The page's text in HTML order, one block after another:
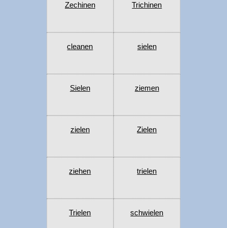
Zechinen Trichinen
cleanen sielen
Sielen ziemen
zielen Zielen
ziehen trielen
Trielen schwielen